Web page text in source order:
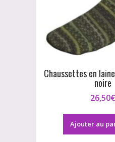
Chaussettes en
noire
26,50€
Ajouter au